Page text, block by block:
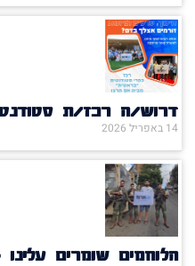
דרוש/ה רכז/ת
14 באפריל 2026
הלוחמים שומרים